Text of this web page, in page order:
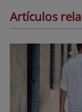
Artículos